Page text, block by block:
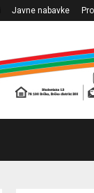
Javne nabavke